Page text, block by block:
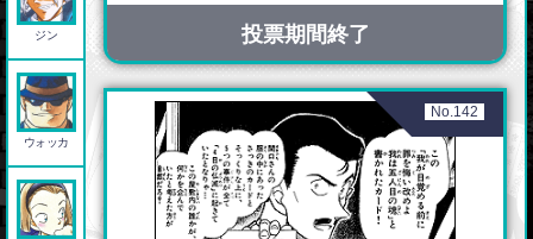
投票期間終了
No.142
ジン
ウォッカ